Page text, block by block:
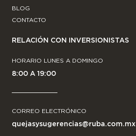
BLOG
CONTACTO
RELACIÓN CON INVERSIONISTAS
HORARIO LUNES A DOMINGO
8:00 A 19:00
CORREO ELECTRÓNICO
quejasysugerencias@ruba.com.mx